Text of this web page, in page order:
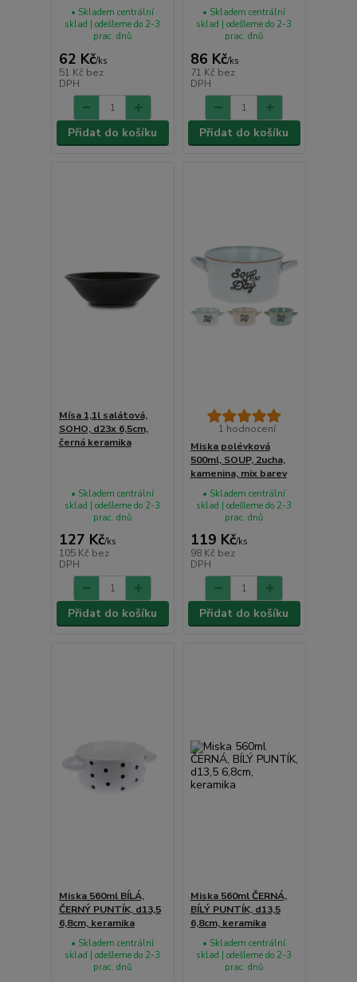
62 Kč/ks
51 Kč bez
DPH
• Skladem centrální
sklad | odešleme do 2-3
prac. dnů
Přidat do košíku
86 Kč/ks
71 Kč bez
DPH
• Skladem centrální
sklad | odešleme do 2-3
prac. dnů
Přidat do košíku
Mísa 1,1l salátová,
SOHO, d23x 6,5cm,
černá keramika
127 Kč/ks
105 Kč bez
DPH
• Skladem centrální
sklad | odešleme do 2-3
prac. dnů
Přidat do košíku
1 hodnocení
Miska polévková
500ml, SOUP, 2ucha,
kamenina, mix barev
119 Kč/ks
98 Kč bez
DPH
• Skladem centrální
sklad | odešleme do 2-3
prac. dnů
Přidat do košíku
Miska 560ml BÍLÁ,
ČERNÝ PUNTÍK, d13,5
6,8cm, keramika
• Skladem centrální
sklad | odešleme do 2-3
prac. dnů
Miska 560ml ČERNÁ,
BÍLÝ PUNTÍK, d13,5
6,8cm, keramika
• Skladem centrální
sklad | odešleme do 2-3
prac. dnů